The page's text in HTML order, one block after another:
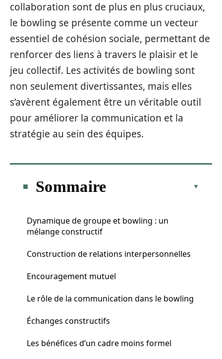
collaboration sont de plus en plus cruciaux,
le bowling se présente comme un vecteur
essentiel de cohésion sociale, permettant de
renforcer des liens à travers le plaisir et le
jeu collectif. Les activités de bowling sont
non seulement divertissantes, mais elles
s’avèrent également être un véritable outil
pour améliorer la communication et la
stratégie au sein des équipes.
Sommaire
Dynamique de groupe et bowling : un
mélange constructif
Construction de relations interpersonnelles
Encouragement mutuel
Le rôle de la communication dans le bowling
Échanges constructifs
Les bénéfices d’un cadre moins formel